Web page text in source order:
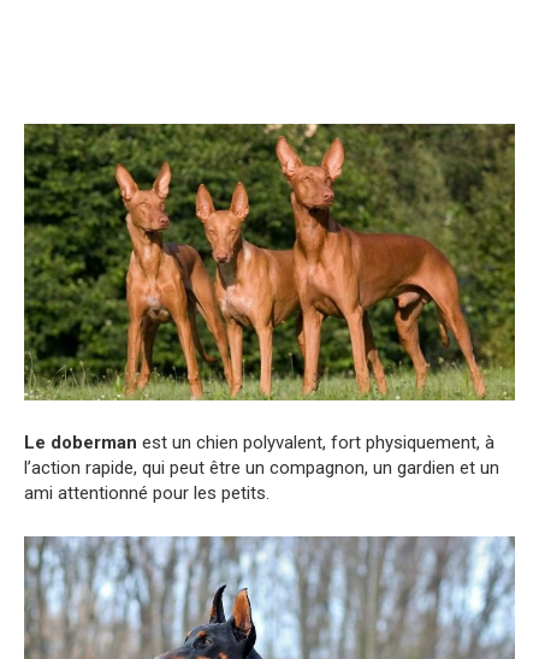
Le doberman est un chien polyvalent, fort physiquement, à
l’action rapide, qui peut être un compagnon, un gardien et un
ami attentionné pour les petits.